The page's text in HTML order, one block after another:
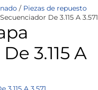
/ Piezas de repuesto
De 3.115 A 3.571
3.115 A